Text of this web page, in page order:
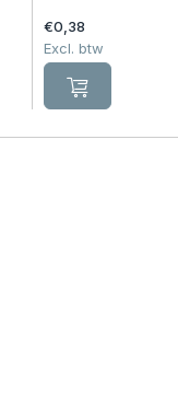
€0,38
Excl. btw